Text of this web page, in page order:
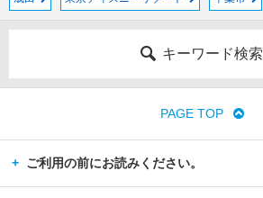
キーワード検索
PAGE TOP
ご利用の前にお読みください。